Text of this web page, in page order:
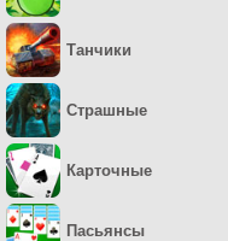
Танчики
Страшные
Карточные
Пасьянсы